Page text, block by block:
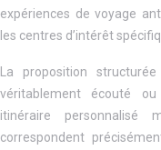
expériences de voyage
les centres d’intérêt
La proposition
véritablement écouté
itinéraire
correspondent